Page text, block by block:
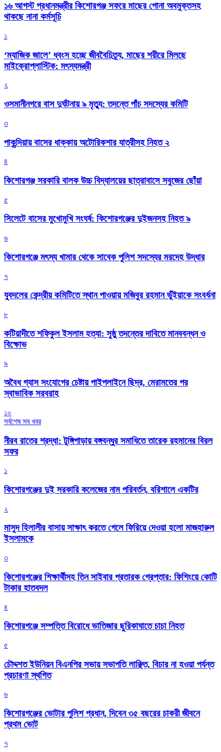
১৬ আগস্ট প্রধানমন্ত্রীর কিশোরগঞ্জ সফরে মাছের পোনা অবমুক্তসহ
থাকছে নানা কর্মসূচি
১
‘ম্যাজিক জালে’ ধ্বংস হচ্ছে জীববৈচিত্র্য, মাছের শরীরে মিলছে
মাইক্রোপ্লাস্টিক: মৎস্যমন্ত্রী
২
ওসমানীনগরে বাস দুর্ঘটনায় ৯ মৃত্যু: তদন্তে পাঁচ সদস্যের কমিটি
৩
পাকুন্দিয়ায় বাসের ধাক্কায় অটোরিকশার যাত্রীসহ নিহত ২
৪
কিশোরগঞ্জ সরকারি বালক উচ্চ বিদ্যালয়ের ছাত্রাবাসে সবুজের ছোঁয়া
৫
সিলেটে বাসের মুখোমুখি সংঘর্ষ: কিশোরগঞ্জের দুইজনসহ নিহত ৯
৬
কিশোরগঞ্জে মৎস্য খামার থেকে সাবেক পুলিশ সদস্যের মরদেহ উদ্ধার
৭
যুবদলের কেন্দ্রীয় কমিটিতে স্থান পাওয়ায় মজিবুর রহমান ভুঁইয়াকে সংবর্ধনা
৮
কটিয়াদীতে শফিকুল ইসলাম হত্যা: সুষ্ঠু তদন্তের দাবিতে মানববন্ধন ও
বিক্ষোভ
৯
অবৈধ গ্যাস সংযোগের চেষ্টায় পাইপলাইনে ছিদ্র, মেরামতের পর
স্বাভাবিক সরবরাহ
১০
সর্বশেষ সব খবর
নীরব রাতের শ্রদ্ধা: টুঙ্গিপাড়ায় বঙ্গবন্ধুর সমাধিতে তারেক রহমানের বিরল
সফর
১
কিশোরগঞ্জের দুই সরকারি কলেজের নাম পরিবর্তন, বরিশালে একটির
২
মাসুদ হিলালীর বাসায় সাক্ষাৎ করতে গেলে ফিরিয়ে দেওয়া হলো মাজহারুল
ইসলামকে
৩
কিশোরগঞ্জের শিক্ষার্থীসহ তিন সাইবার প্রতারক গ্রেপ্তার: ফিশিংয়ে কোটি
টাকার হাতবদল
৪
কিশোরগঞ্জে সম্পত্তি বিরোধে ভাতিজার ছুরিকাঘাতে চাচা নিহত
৫
চৌদ্দশত ইউনিয়ন বিএনপির সভায় সভাপতি লাঞ্ছিত, বিচার না হওয়া পর্যন্ত
প্রচারণা স্থগিত
৬
কিশোরগঞ্জের ভোটার পুলিশ প্রধান, দিবেন ৩৫ বছরের চাকরী জীবনে
প্রথম ভোট
৭